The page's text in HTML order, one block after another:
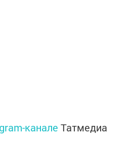
канале Татмедиа